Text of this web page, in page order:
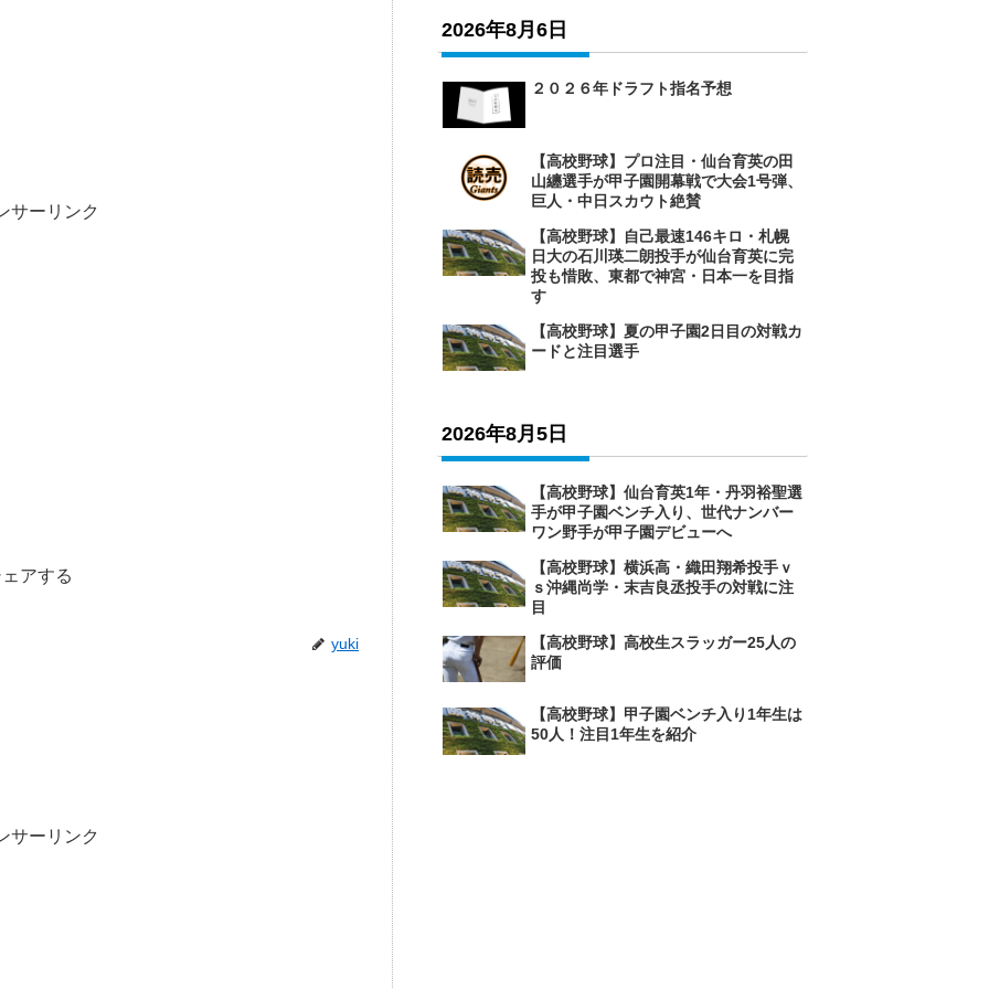
サーリンク
アする
yuki
サーリンク
2026年8月6日
２０２６年ドラフト指名予想
【高校野球】プロ注目・仙台育英の田
山纏選手が甲子園開幕戦で大会1号弾、
巨人・中日スカウト絶賛
【高校野球】自己最速146キロ・札幌
日大の石川瑛二朗投手が仙台育英に完
投も惜敗、東都で神宮・日本一を目指
す
【高校野球】夏の甲子園2日目の対戦カ
ードと注目選手
2026年8月5日
【高校野球】仙台育英1年・丹羽裕聖選
手が甲子園ベンチ入り、世代ナンバー
ワン野手が甲子園デビューへ
【高校野球】横浜高・織田翔希投手ｖ
ｓ沖縄尚学・末吉良丞投手の対戦に注
目
【高校野球】高校生スラッガー25人の
評価
【高校野球】甲子園ベンチ入り1年生は
50人！注目1年生を紹介